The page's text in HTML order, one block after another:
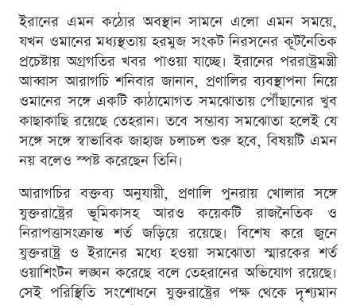
ইরানের এমন কঠোর অবস্থান সামনে এলো এমন সময়ে,
যখন ওমানের মধ্যস্থতায় হরমুজ সংকট নিরসনের কূটনৈতিক
প্রচেষ্টায় অগ্রগতির খবর পাওয়া যাচ্ছে। ইরানের পররাষ্ট্রমন্ত্রী
আব্বাস আরাগচি শনিবার জানান, প্রণালির ব্যবস্থাপনা নিয়ে
ওমানের সঙ্গে একটি কাঠামোগত সমঝোতায় পৌঁছানোর খুব
কাছাকাছি রয়েছে তেহরান। তবে সম্ভাব্য সমঝোতা হলেই যে
সঙ্গে সঙ্গে স্বাভাবিক জাহাজ চলাচল শুরু হবে, বিষয়টি এমন
নয় বলেও স্পষ্ট করেছেন তিনি।
আরাগচির বক্তব্য অনুযায়ী, প্রণালি পুনরায় খোলার সঙ্গে
যুক্তরাষ্ট্রের ভূমিকাসহ আরও কয়েকটি রাজনৈতিক ও
নিরাপত্তাসংক্রান্ত শর্ত জড়িয়ে রয়েছে। বিশেষ করে জুনে
যুক্তরাষ্ট্র ও ইরানের মধ্যে হওয়া সমঝোতা স্মারকের শর্ত
ওয়াশিংটন লঙ্ঘন করেছে বলে তেহরানের অভিযোগ রয়েছে।
সেই পরিস্থিতি সংশোধনে যুক্তরাষ্ট্রের পক্ষ থেকে দৃশ্যমান